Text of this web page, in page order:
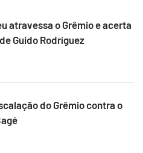
atravessa o Grêmio e acerta
Guido Rodríguez
do Grêmio contra o